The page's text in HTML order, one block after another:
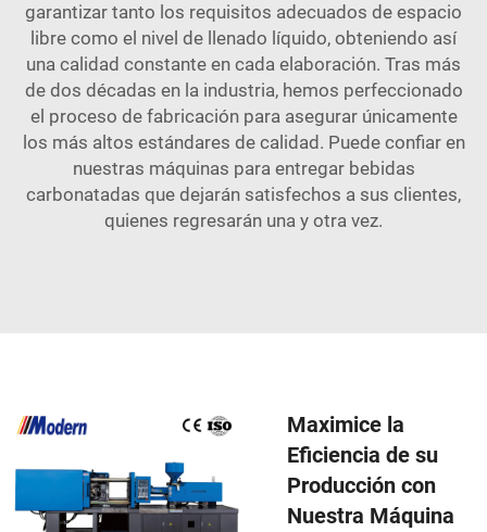
garantizar tanto los requisitos adecuados de espacio
libre como el nivel de llenado líquido, obteniendo así
una calidad constante en cada elaboración. Tras más
de dos décadas en la industria, hemos perfeccionado
el proceso de fabricación para asegurar únicamente
los más altos estándares de calidad. Puede confiar en
nuestras máquinas para entregar bebidas
carbonatadas que dejarán satisfechos a sus clientes,
quienes regresarán una y otra vez.
Maximice la
Eficiencia de su
Producción con
Nuestra Máquina